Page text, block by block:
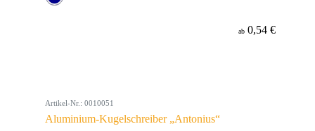
ab 0,54 €
Artikel-Nr.: 0010051
Aluminium-Kugelschreiber „Antonius“